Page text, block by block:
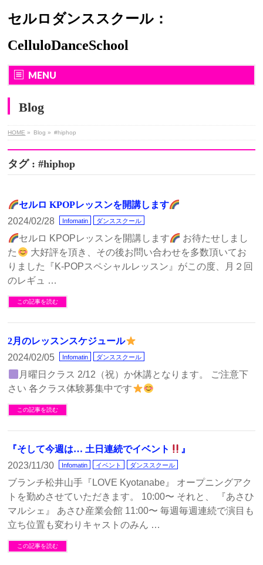
セルロダンススクール：
CelluloDanceSchool
MENU
Blog
HOME » Blog » #hiphop
タグ : #hiphop
セルロ KPOPレッスンを開講します
2024/02/28
Infomatin ダンススクール
セルロ KPOPレッスンを開講します
お待たせしまし
た
大好評を頂き、その後お問い合わせを多数頂いてお
りました『K-POPスペシャルレッスン』がこの度、月２回
のレギュ …
この記事を読む
2月のレッスンスケジュール
2024/02/05
Infomatin ダンススクール
月曜日クラス 2/12（祝）か休講となります。 ご注意下
さい 各クラス体験募集中です
この記事を読む
『そして今週は… 土日連続でイベント
』
2023/11/30
Infomatin イベント ダンススクール
ブランチ松井山手『LOVE Kyotanabe』 オープニングアク
トを勤めさせていただきます。 10:00〜 それと、 『あさひ
マルシェ』 あさひ産業会館 11:00〜 毎週毎週連続で演目も
立ち位置も変わりキャストのみん …
この記事を読む